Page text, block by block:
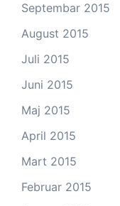
Septembar 2015
August 2015
Juli 2015
Juni 2015
Maj 2015
April 2015
Mart 2015
Februar 2015